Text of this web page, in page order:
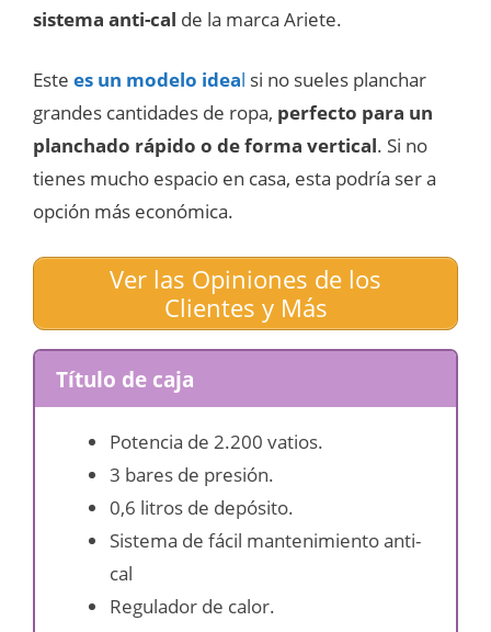
sistema anti-cal de la marca Ariete.
Este es un modelo ideal si no sueles planchar
grandes cantidades de ropa, perfecto para un
planchado rápido o de forma vertical. Si no
tienes mucho espacio en casa, esta podría ser a
opción más económica.
Ver las Opiniones de los
Clientes y Más
Título de caja
Potencia de 2.200 vatios.
3 bares de presión.
0,6 litros de depósito.
Sistema de fácil mantenimiento anti-
cal
Regulador de calor.